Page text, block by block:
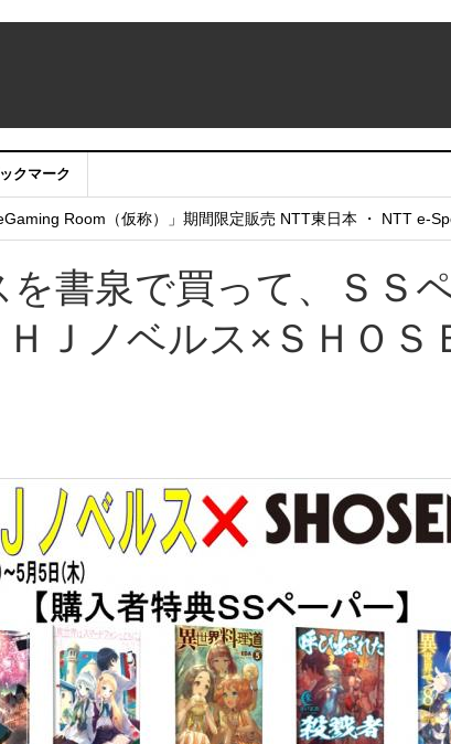
クマーク
アカウントサービス移行のお知らせ
Room（仮称）」期間限定販売 NTT東日本 ・ NTT e-
書泉で買って、ＳＳ
Ｊノベルス×ＳＨＯＳ